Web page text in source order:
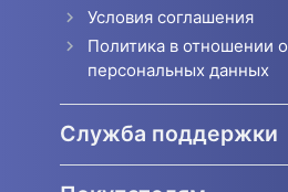
Условия соглашения
Политика в отношении
персональных данных
Служба поддержки